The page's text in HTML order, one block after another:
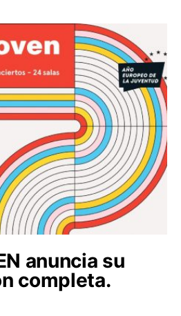
anuncia su
completa.